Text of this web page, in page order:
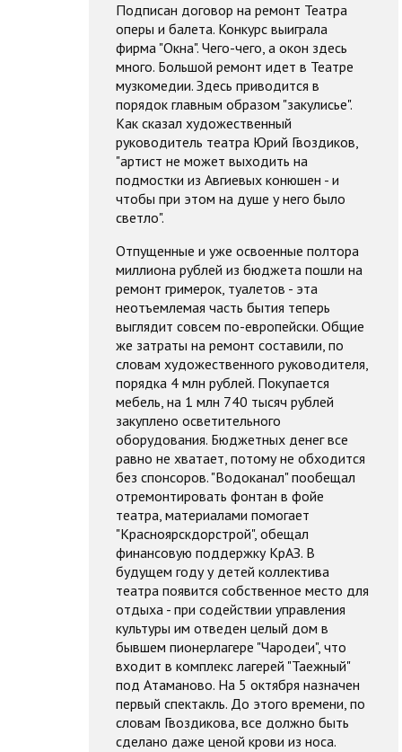
Подписан договор на ремонт Театра
оперы и балета. Конкурс выиграла
фирма "Окна". Чего-чего, а окон здесь
много. Большой ремонт идет в Театре
музкомедии. Здесь приводится в
порядок главным образом "закулисье".
Как сказал художественный
руководитель театра Юрий Гвоздиков,
"артист не может выходить на
подмостки из Авгиевых конюшен - и
чтобы при этом на душе у него было
светло".
Отпущенные и уже освоенные полтора
миллиона рублей из бюджета пошли на
ремонт гримерок, туалетов - эта
неотъемлемая часть бытия теперь
выглядит совсем по-европейски. Общие
же затраты на ремонт составили, по
словам художественного руководителя,
порядка 4 млн рублей. Покупается
мебель, на 1 млн 740 тысяч рублей
закуплено осветительного
оборудования. Бюджетных денег все
равно не хватает, потому не обходится
без спонсоров. "Водоканал" пообещал
отремонтировать фонтан в фойе
театра, материалами помогает
"Красноярскдорстрой", обещал
финансовую поддержку КрАЗ. В
будущем году у детей коллектива
театра появится собственное место для
отдыха - при содействии управления
культуры им отведен целый дом в
бывшем пионерлагере "Чародеи", что
входит в комплекс лагерей "Таежный"
под Атаманово. На 5 октября назначен
первый спектакль. До этого времени, по
словам Гвоздикова, все должно быть
сделано даже ценой крови из носа.